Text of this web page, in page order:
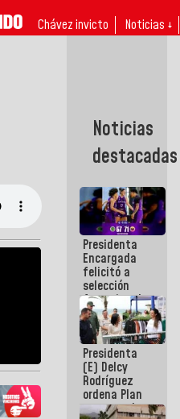
Chávez invicto Noticias ↓
Noticias
destacadas
Presidenta
Encargada
felicitó a
selección
femenina de
baloncesto
por su
clasificación
a la
AmeriCup
2027
Presidenta
(E) Delcy
Rodríguez
ordena Plan
maestro de